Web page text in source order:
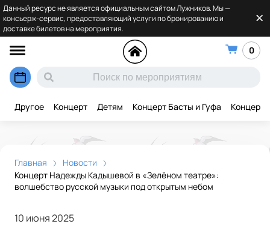
Данный ресурс не является официальным сайтом Лужников. Мы —
консьерж-сервис, предоставляющий услуги по бронированию и
доставке билетов на мероприятия.
0
Другое Концерт Детям Концерт Басты и Гуфа Концерт
Главная
Новости
Концерт Надежды Кадышевой в «Зелёном театре»:
волшебство русской музыки под открытым небом
10 июня 2025